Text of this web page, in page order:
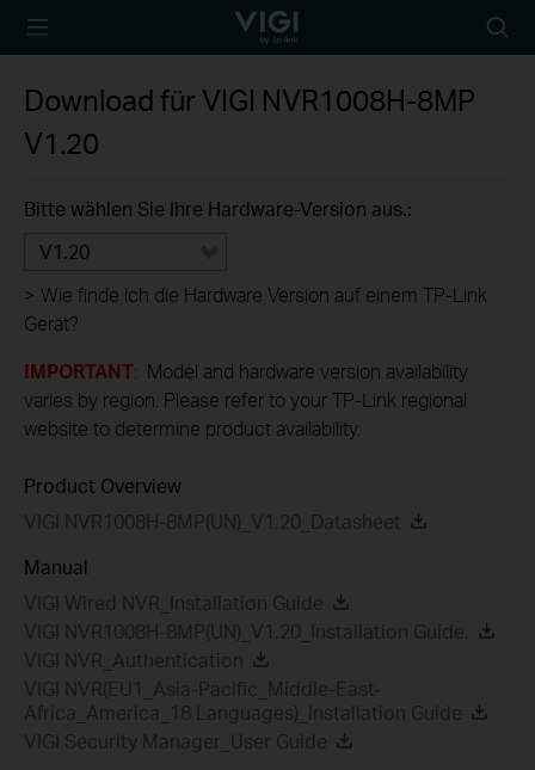
TP-Link, Reliably
Download für VIGI NVR1008H-8MP
V1.20
Bitte wählen Sie Ihre Hardware-Version aus.:
V1.20
> Wie finde ich die Hardware Version auf einem TP-Link
Gerät?
IMPORTANT: Model and hardware version availability
varies by region. Please refer to your TP-Link regional
website to determine product availability.
Product Overview
VIGI NVR1008H-8MP(UN)_V1.20_Datasheet
Manual
VIGI Wired NVR_Installation Guide
VIGI NVR1008H-8MP(UN)_V1.20_Installation Guide.
VIGI NVR_Authentication
VIGI NVR(EU1_Asia-Pacific_Middle-East-
Africa_America_18 Languages)_Installation Guide
VIGI Security Manager_User Guide